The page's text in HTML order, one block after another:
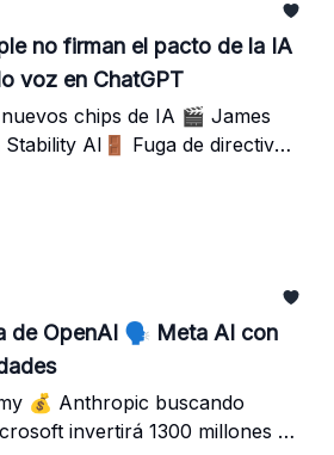
no firman el pacto de la IA
voz en ChatGPT
chips de IA 🎬 James
AI🚪 Fuga de directivos
OpenAI 🗣️ Meta AI con
💰 Anthropic buscando
invertirá 1300 millones en